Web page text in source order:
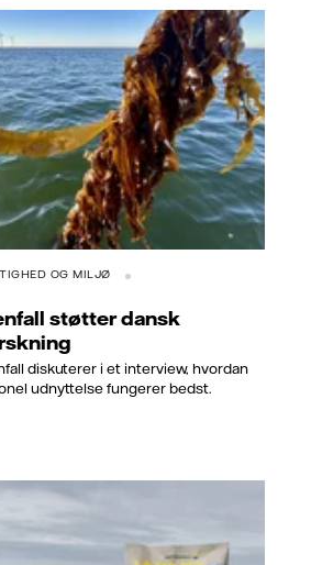
OG MILJØ
støtter dansk
diskuterer i et interview, hvordan
udnyttelse fungerer bedst.